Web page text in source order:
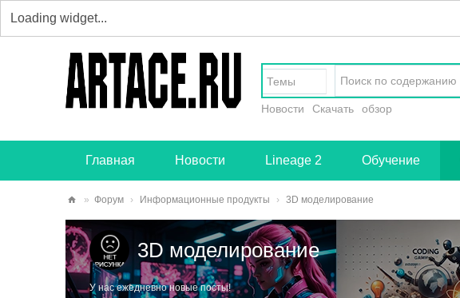
Темы
Новости Скачать обзор
Главная Новости Lineage 2 Обучение
art
ace
.ru
-
» Форум › Информационные продукты › 3D моделирование
3D моделирование
У нас ежедневно новые посты!